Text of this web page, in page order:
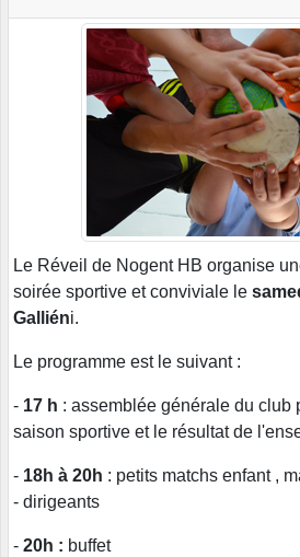
Le Réveil de Nogent HB organise
soirée sportive et conviviale le
Galliéni.
Le programme est le suivant :
- 17 h : assemblée générale du club
saison sportive et le résultat de
- 18h à 20h : petits matchs enfant ,
- dirigeants
- 20h : buffet